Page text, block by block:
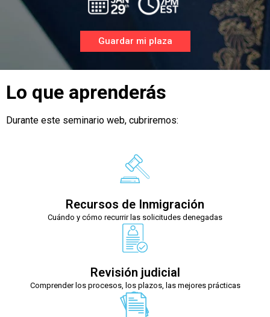
Guardar mi plaza
Lo que aprenderás
Durante este seminario web, cubriremos:
Recursos de Inmigración
Cuándo y cómo recurrir las solicitudes denegadas
Revisión judicial
Comprender los procesos, los plazos, las mejores prácticas